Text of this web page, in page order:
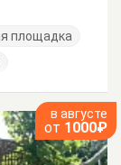
площадка
в августе
от 1000₽